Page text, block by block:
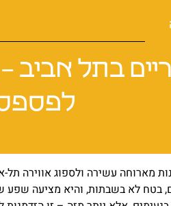
בתל אביב
מארוחה עשירה ולספוג אווירה
בטח לא בשבתות, והיא מציעה שפע